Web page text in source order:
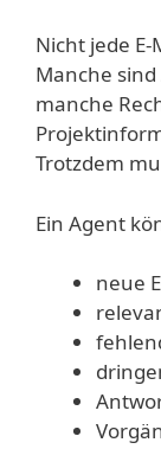
Nicht jede
Manche
manche
Trotzdem
Ein Agent
neue